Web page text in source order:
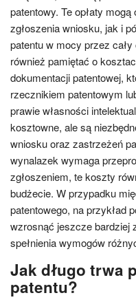
patentowy. Te opłaty
zgłoszenia wniosku, jak i
patentu w mocy przez
również pamiętać o
dokumentacji patentowej,
rzecznikiem patentowym
prawie własności
kosztowne, ale są
wniosku oraz zastrzeżeń
wynalazek wymaga
zgłoszeniem, te koszty
budżecie. W przypadku
patentowego, na przykład
wzrosnąć jeszcze bardziej
spełnienia wymogów
Jak długo trwa
patentu?